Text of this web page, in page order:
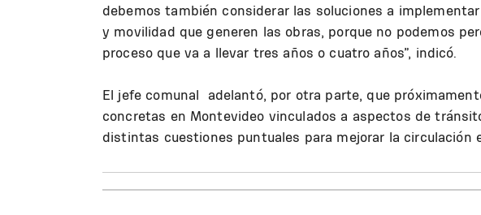
debemos también considerar las soluciones a
y movilidad que generen las obras, porque no podemos
proceso que va a llevar tres años o cuatro años”, indicó.
El jefe comunal adelantó, por otra parte, que
concretas en Montevideo vinculados a aspectos de
distintas cuestiones puntuales para mejorar la circulación